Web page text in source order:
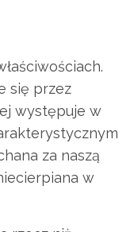
się przez
występuje w
za naszą
w